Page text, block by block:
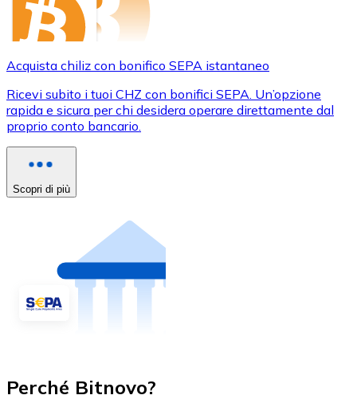
Acquista chiliz con bonifico SEPA istantaneo
Ricevi subito i tuoi CHZ con bonifici SEPA. Un’opzione
rapida e sicura per chi desidera operare direttamente dal
proprio conto bancario.
Scopri di più
Perché Bitnovo?